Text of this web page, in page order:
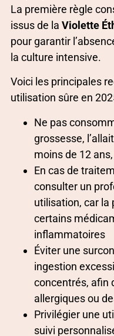
La première règle
issus de la Violette
pour garantir
la culture intensive.
Voici les principales
utilisation sûre en
Ne pas
grossesse,
moins de 12
En cas de
consulter un
utilisation, car la
certains
inflammatoires
Éviter une
ingestion
concentrés, afin
allergiques ou
Privilégier une
suivi